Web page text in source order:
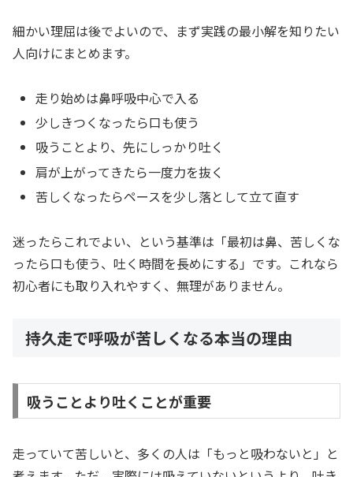
細かい理屈は後でよいので、まず実践の最小解を知りたい
人向けにまとめます。
走り始めは鼻呼吸中心で入る
少しきつくなったら口も使う
吸うことより、先にしっかり吐く
肩が上がってきたら一度力を抜く
苦しくなったらペースを少し落として立て直す
迷ったらこれでよい、という基準は「最初は鼻、苦しくな
ったら口も使う、吐く時間を長めにする」です。これなら
初心者にも取り入れやすく、無理がありません。
持久走で呼吸が苦しくなる本当の理由
吸うことより吐くことが重要
走っていて苦しいと、多くの人は「もっと吸わないと」と